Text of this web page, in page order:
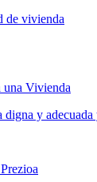
de vivienda
una Vivienda
y